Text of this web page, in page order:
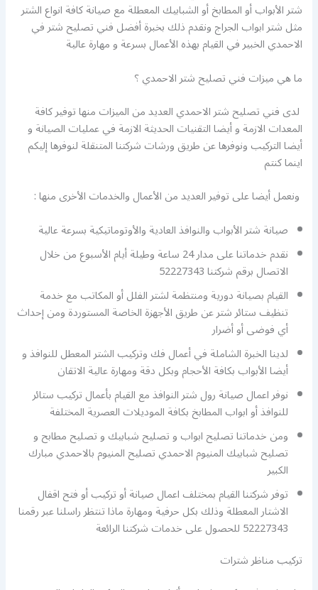
شتر الأبواب أو المطابخ أو الشبابيك المعطلة مع صيانة كافة انواع الشتر
مثل شتر ابواب الجراج ونقدم ذلك بخبرة أفضل فني تصليح شتر في
الاحمدي الخبير في القيام بهذه الأعمال بسرعة و مهارة عالية
ما هي ميزات فني تصليح شتر الاحمدي ؟
لدى فني تصليح شتر الاحمدي العديد من الميزات منها توفير كافة
المعدات الازمة و أيضا التقنيات الحديثة الازمة في عمليات الصيانة و
أيضا التركيب ونوفرها عن طريق ورشات شركتنا المتنقلة لنوفرها إليكم
اينما كنتم
ونعمل أيضا على توفير العديد من الأعمال والخدمات الأخرى منها :
صيانة شتر الأبواب والنوافذ العادية والأوتوماتيكية بسرعة عالية
نقدم خدماتنا على مدار 24 ساعة وطيلة أيام الأسبوع من خلال
الاتصال برقم شركتنا 52227343
القيام بصيانة دورية ومنتظمة لشتر الفلل أو المكاتب مع خدمة
تنظيف ستائر شتر عن طريق الأجهزة الخاصة المستوردة ومن إحداث
أي فوضى أو أضرار
لدينا الخبرة الشاملة في أعمال فك وتركيب الشتر المعطل للنوافذ و
أيضا الأبواب بكافة الأحجام وبكل دقة ومهارة عالية الاتقان
نوفر اعمال صيانة رول شتر النوافذ مع القيام بأعمال تركيب ستائر
للنوافذ أو ابواب المطابخ بكافة الموديلات العصرية المختلفة
ومن خدماتنا تصليح ابواب و تصليح شبابيك و تصليح مطابح و
تصليح شبابيك المنيوم الاحمدي تصليح المنيوم بالاحمدي مبارك
الكبير
توفر شركتنا القيام بمختلف اعمال صيانة أو تركيب أو فتح اقفال
الاشتار المعطلة وذلك بكل حرفية ومهارة ماذا تنتظر راسلنا عبر رقمنا
52227343 للحصول على خدمات شركتنا الرائعة
تركيب مناظر شترات